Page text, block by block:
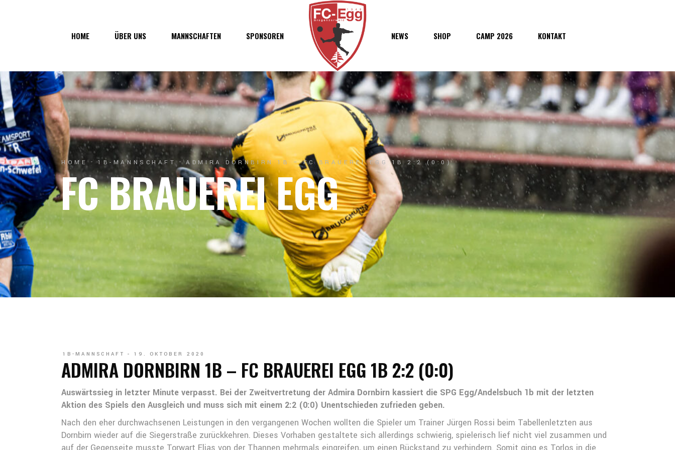
HOME ÜBER UNS
Über uns
Vorstand
Geschichte
Junkerau
MANNSCHAFTEN
1. Mannschaft
1b-Mannschaft
Nachwuchs
SPONSOREN NEWS SHOP CAMP 2026 KONTAKT
Junkerau
HOME 1B-MANNSCHAFT ADMIRA DORNBIRN 1B – FC BRAUEREI EGG 1B 2:2 (0:0)
FC BRAUEREI EGG
1B-MANNSCHAFT 19. OKTOBER 2020
ADMIRA DORNBIRN 1B – FC BRAUEREI EGG 1B 2:2 (0:0)
Auswärtssieg in letzter Minute verpasst. Bei der Zweitvertretung der Admira Dornbirn kassiert die SPG Egg/Andelsbuch 1b mit der letzten
Aktion des Spiels den Ausgleich und muss sich mit einem 2:2 (0:0) Unentschieden zufrieden geben.
Nach den eher durchwachsenen Leistungen in den vergangenen Wochen wollten die Spieler um Trainer Jürgen Rossi beim Tabellenletzten aus
Dornbirn wieder auf die Siegerstraße zurückkehren. Dieses Vorhaben gestaltete sich allerdings schwierig, spielerisch lief nicht viel zusammen und